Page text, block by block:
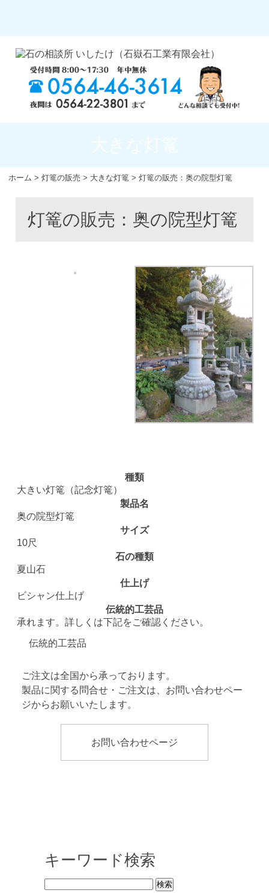
ホーム >灯篭の販売 > 大きな灯篭 >灯篭の販売：奥の院型灯篭
灯篭の販売：奥の院型灯篭
種類
大きい灯篭（記念灯篭）
製品名
奥の院型灯篭
サイズ
10尺
石の種類
夏山石
仕上げ
ビシャン仕上げ
伝統的工芸品
承れます。詳しくは下記をご確認ください。
伝統的工芸品
ご注文は全国から承っております。
製品に関する問合せ・ご注文は、お問い合わせペー
ジからお願いいたします。
お問い合わせページ
キーワード検索